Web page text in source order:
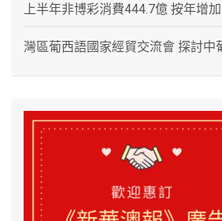
上半年非博彩消費444.7億 按年增加
灣區葡西語國家經貿交流會 探討中